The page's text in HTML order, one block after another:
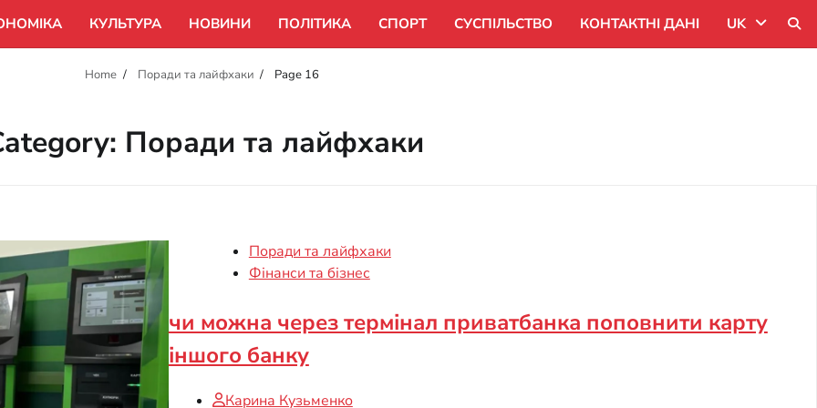
КУЛЬТУРА НОВИНИ ПОЛІТИКА СПОРТ СУСПІЛЬСТВО КОНТАКТНІ ДАНІ UK
Home Поради та лайфхаки Page 16
Поради та лайфхаки
Поради та лайфхаки
Фінанси та бізнес
чи можна через термінал приватбанка поповнити карту
іншого банку
Карина Кузьменко